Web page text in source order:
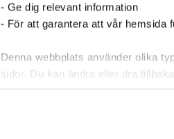
- Ge dig relevant information
- För att garantera att vår hemsida
Denna webbplats använder olika
sidor. Du kan ändra eller dra